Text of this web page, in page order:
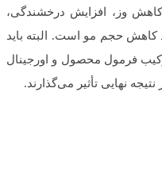
وز، افزایش درخشندگی،
کاهش حجم مو است. البته باید
فرمول محصول و اورجینال
نهایی تأثیر می‌گذارند.